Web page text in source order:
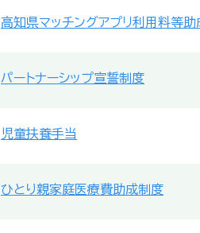
高知県マッチングアプリ利用料等
パートナーシップ宣誓制度
児童扶養手当
ひとり親家庭医療費助成制度